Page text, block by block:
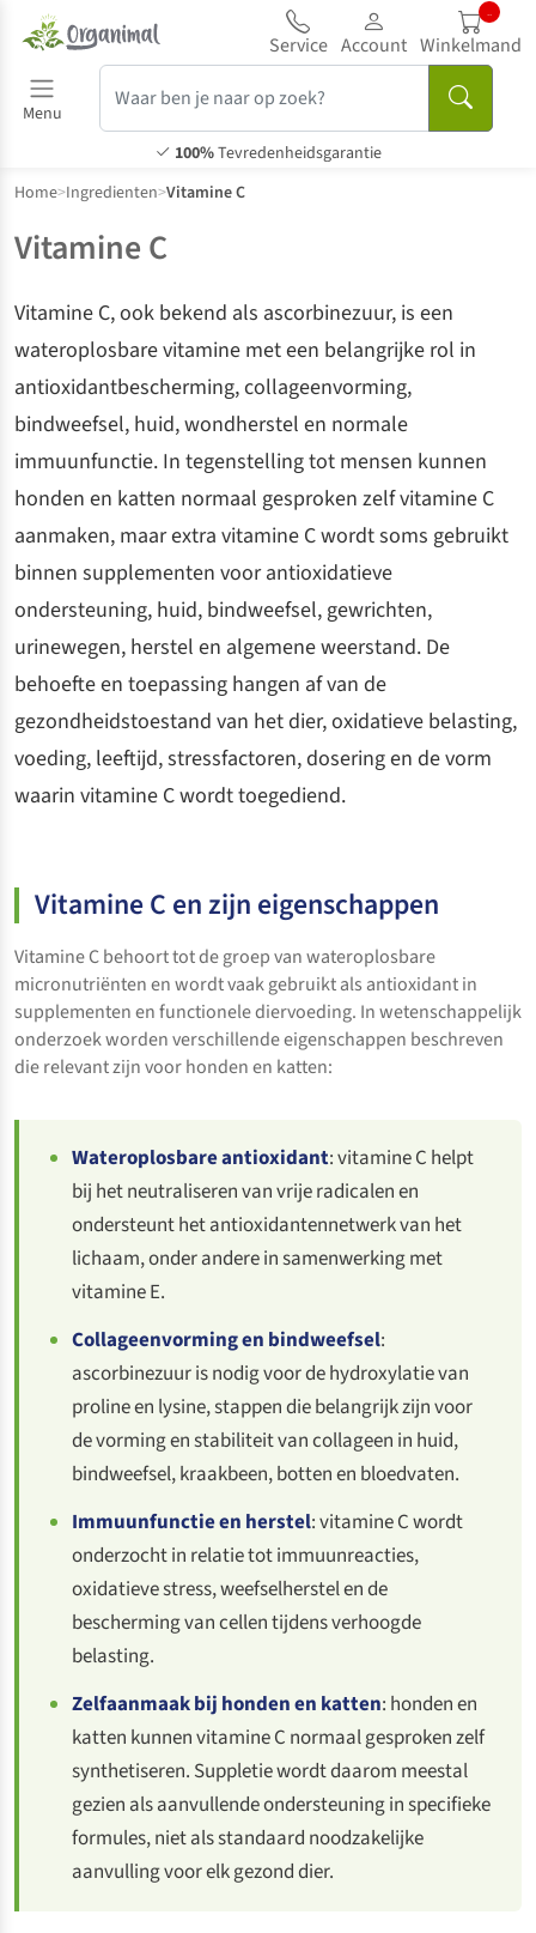
Service Account
..
Winkelmand
Menu
100%Tevredenheidsgarantie
Home>Ingredienten>Vitamine C
Vitamine C
Vitamine C, ook bekend als ascorbinezuur, is een
wateroplosbare vitamine met een belangrijke rol in
antioxidantbescherming, collageenvorming,
bindweefsel, huid, wondherstel en normale
immuunfunctie. In tegenstelling tot mensen kunnen
honden en katten normaal gesproken zelf vitamine C
aanmaken, maar extra vitamine C wordt soms gebruikt
binnen supplementen voor antioxidatieve
ondersteuning, huid, bindweefsel, gewrichten,
urinewegen, herstel en algemene weerstand. De
behoefte en toepassing hangen af van de
gezondheidstoestand van het dier, oxidatieve belasting,
voeding, leeftijd, stressfactoren, dosering en de vorm
waarin vitamine C wordt toegediend.
Vitamine C en zijn eigenschappen
Vitamine C behoort tot de groep van wateroplosbare
micronutriënten en wordt vaak gebruikt als antioxidant in
supplementen en functionele diervoeding. In wetenschappelijk
onderzoek worden verschillende eigenschappen beschreven
die relevant zijn voor honden en katten:
Wateroplosbare antioxidant: vitamine C helpt
bij het neutraliseren van vrije radicalen en
ondersteunt het antioxidantennetwerk van het
lichaam, onder andere in samenwerking met
vitamine E.
Collageenvorming en bindweefsel:
ascorbinezuur is nodig voor de hydroxylatie van
proline en lysine, stappen die belangrijk zijn voor
de vorming en stabiliteit van collageen in huid,
bindweefsel, kraakbeen, botten en bloedvaten.
Immuunfunctie en herstel: vitamine C wordt
onderzocht in relatie tot immuunreacties,
oxidatieve stress, weefselherstel en de
bescherming van cellen tijdens verhoogde
belasting.
Zelfaanmaak bij honden en katten: honden en
katten kunnen vitamine C normaal gesproken zelf
synthetiseren. Suppletie wordt daarom meestal
gezien als aanvullende ondersteuning in specifieke
formules, niet als standaard noodzakelijke
aanvulling voor elk gezond dier.